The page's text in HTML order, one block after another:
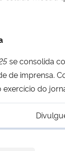
se consolida
de imprensa.
do